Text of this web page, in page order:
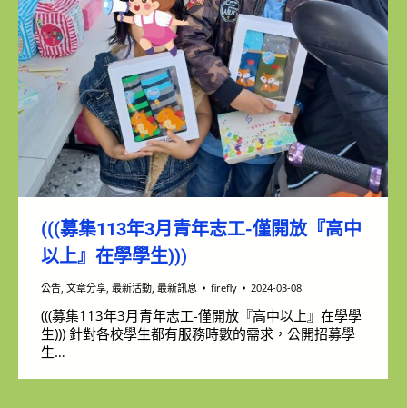
(((募集113年3月青年志工-僅開放『高中
以上』在學學生)))
公告, 文章分享, 最新活動, 最新訊息 firefly 2024-03-08
(((募集113年3月青年志工-僅開放『高中以上』在學學
生))) 針對各校學生都有服務時數的需求，公開招募學
生…